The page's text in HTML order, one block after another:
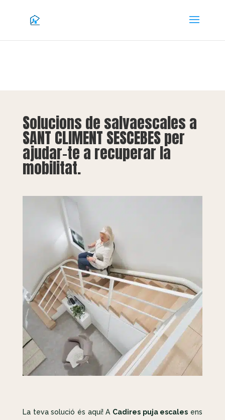
Solucions de salvaescales a
SANT CLIMENT SESCEBES per
ajudar-te a recuperar la
mobilitat.
La teva solució és aquí! A Cadires puja escales ens